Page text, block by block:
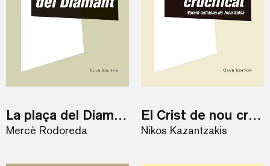
La plaça del Diamant
Mercè Rodoreda
El Crist de nou crucificat
Nikos Kazantzakis